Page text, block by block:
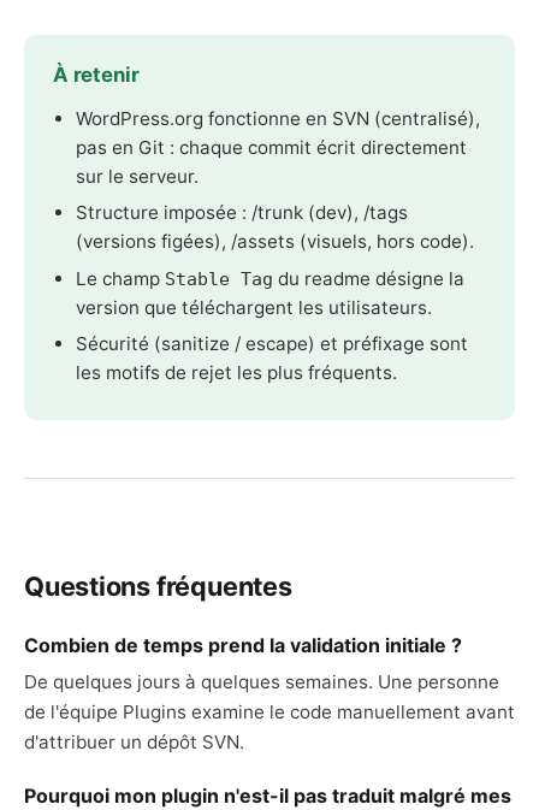
À retenir
WordPress.org fonctionne en SVN (centralisé),
pas en Git : chaque commit écrit directement
sur le serveur.
Structure imposée : /trunk (dev), /tags
(versions figées), /assets (visuels, hors code).
Le champ Stable Tag du readme désigne la
version que téléchargent les utilisateurs.
Sécurité (sanitize / escape) et préfixage sont
les motifs de rejet les plus fréquents.
Questions fréquentes
Combien de temps prend la validation initiale ?
De quelques jours à quelques semaines. Une personne
de l'équipe Plugins examine le code manuellement avant
d'attribuer un dépôt SVN.
Pourquoi mon plugin n'est-il pas traduit malgré mes